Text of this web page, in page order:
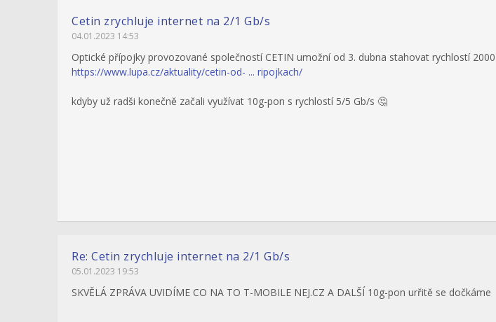
Cetin zrychluje internet na 2/1 Gb/s
04.01.2023 14:53
Optické přípojky provozované společností CETIN umožní od 3. dubna stahovat rychlostí
https://www.lupa.cz/aktuality/cetin-od- ... ripojkach/
kdyby už radši konečně začali využívat 10g-pon s rychlostí 5/5 Gb/s 🤔
Re: Cetin zrychluje internet na 2/1 Gb/s
05.01.2023 19:53
SKVĚLÁ ZPRÁVA UVIDÍME CO NA TO T-MOBILE NEJ.CZ A DALŠÍ 10g-pon urřitě se dočkáme